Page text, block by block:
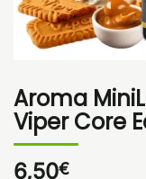
Aroma
Viper Core
6,50€